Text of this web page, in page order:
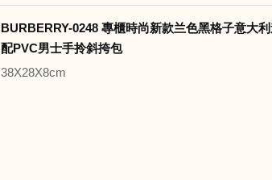
BURBERRY-0248 專櫃時尚新款兰色黑格子意大
配PVC男士手拎斜挎包
38X28X8cm